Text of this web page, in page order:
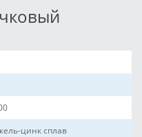
цинк сплав